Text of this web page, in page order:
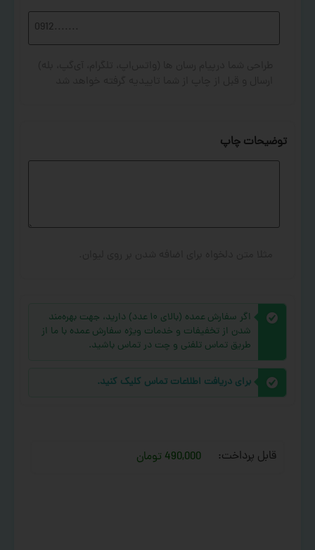
توضیحات چاپ
اگر سفارش عمده (بالای ۱۰ عدد) دارید، جهت بهره‌مند
شدن از تخفیفات و خدمات ویژه سفارش عمده با ما از
طریق تماس تلفنی و چت در تماس باشید.
برای دریافت اطلاعات تماس کلیک کنید.
قابل پرداخت: 490,000 تومان